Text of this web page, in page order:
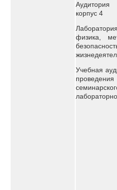
корпус 4
физика,
Учебная